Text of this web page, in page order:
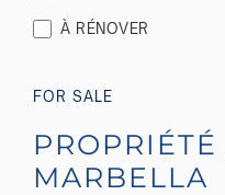
À RÉNOVER
FOR SALE
MARBELLA